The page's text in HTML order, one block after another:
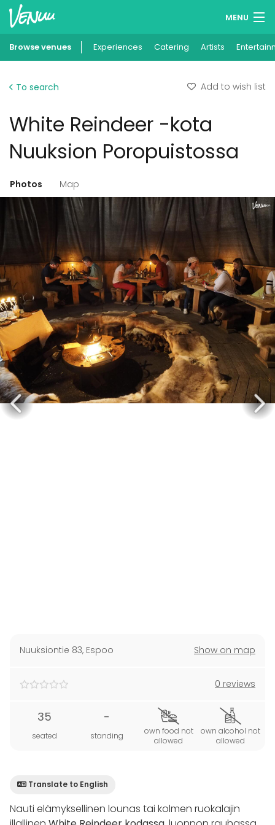
MENU
Wish lists
Add your venue
Browse venues Experiences Catering Artists
To search Add to wish list
White Reindeer -kota
Nuuksion Poropuistossa
Photos Map
Nuuksiontie 83, Espoo Show on map
0 reviews
35
seated
-
standing
own food not
allowed
own alcohol not
allowed
Translate to English
Nauti elämyksellinen lounas tai kolmen ruokalajin